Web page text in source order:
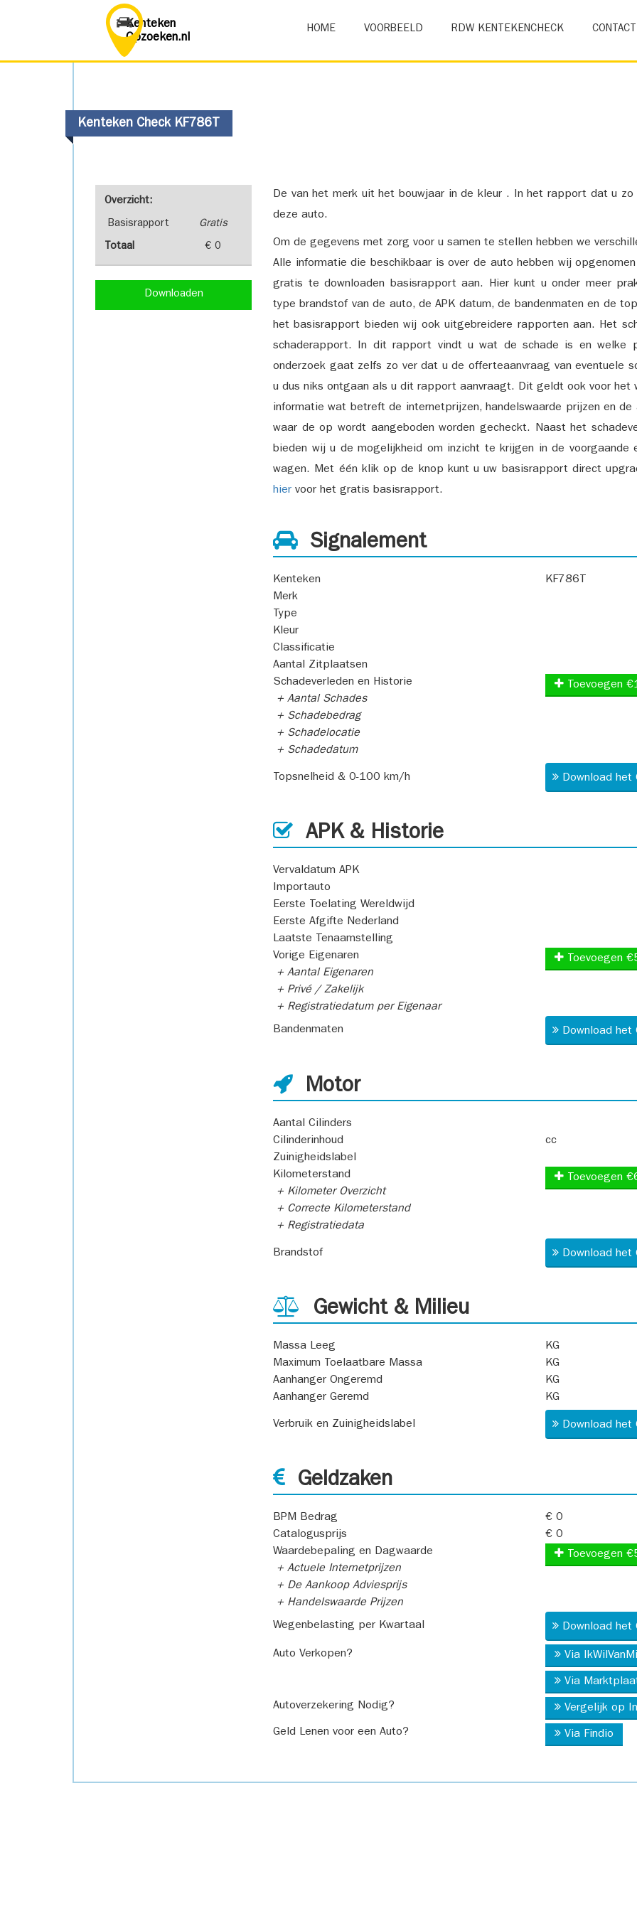
Kenteken
Opzoeken.nl
HOME VOORBEELD RDW KENTEKENCHECK CONTACT
Kenteken Check KF786T
Overzicht:
Basisrapport Gratis
Totaal € 0
Downloaden
De van het merk uit het bouwjaar in de kleur . In het rapport dat u
deze auto.
Om de gegevens met zorg voor u samen te stellen hebben we
Alle informatie die beschikbaar is over de auto hebben wij
gratis te downloaden basisrapport aan. Hier kunt u onder meer
type brandstof van de auto, de APK datum, de bandenmaten en de
het basisrapport bieden wij ook uitgebreidere rapporten aan. Het
schaderapport. In dit rapport vindt u wat de schade is en welke
onderzoek gaat zelfs zo ver dat u de offerteaanvraag van eventuele
u dus niks ontgaan als u dit rapport aanvraagt. Dit geldt ook voor
informatie wat betreft de internetprijzen, handelswaarde prijzen en
waar de op wordt aangeboden worden gecheckt. Naast het
bieden wij u de mogelijkheid om inzicht te krijgen in de voorgaande
wagen. Met één klik op de knop kunt u uw basisrapport direct
hier voor het gratis basisrapport.
Signalement
Kenteken
KF786T
Merk
Type
Kleur
Classificatie
Aantal Zitplaatsen
Schadeverleden en Historie
+ Aantal Schades
+ Schadebedrag
+ Schadelocatie
+ Schadedatum
Toevoegen
Topsnelheid & 0-100 km/h Download
APK & Historie
Vervaldatum APK
Importauto
Eerste Toelating Wereldwijd
Eerste Afgifte Nederland
Laatste Tenaamstelling
Vorige Eigenaren
+ Aantal Eigenaren
+ Privé / Zakelijk
+ Registratiedatum per Eigenaar
Toevoegen
Bandenmaten Download
Motor
Aantal Cilinders
Cilinderinhoud
cc
Zuinigheidslabel
Kilometerstand
+ Kilometer Overzicht
+ Correcte Kilometerstand
+ Registratiedata
Toevoegen
Brandstof Download
Gewicht & Milieu
Massa Leeg
KG
Maximum Toelaatbare Massa
KG
Aanhanger Ongeremd
KG
Aanhanger Geremd
KG
Verbruik en Zuinigheidslabel Download
Geldzaken
BPM Bedrag
€ 0
Catalogusprijs
€ 0
Waardebepaling en Dagwaarde
+ Actuele Internetprijzen
+ De Aankoop Adviesprijs
+ Handelswaarde Prijzen
Toevoegen
Wegenbelasting per Kwartaal Download
Auto Verkopen? Via
Via
Autoverzekering Nodig? Vergelijk op
Geld Lenen voor een Auto? Via Findio